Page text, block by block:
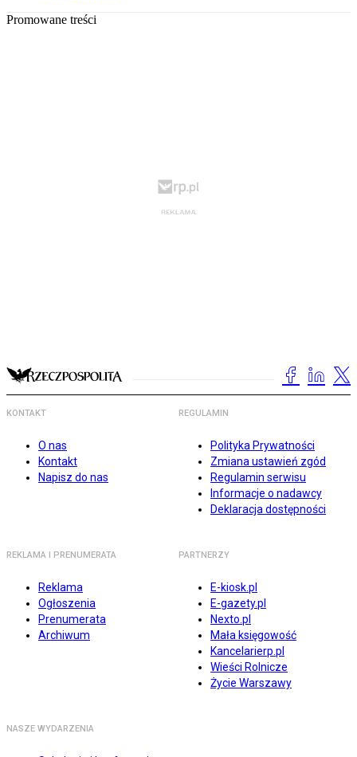
Promowane treści
KONTAKT
O nas
Kontakt
Napisz do nas
REGULAMIN
Polityka Prywatności
Zmiana ustawień zgód
Regulamin serwisu
Informacje o nadawcy
Deklaracja dostępności
REKLAMA I PRENUMERATA
Reklama
Ogłoszenia
Prenumerata
Archiwum
PARTNERZY
E-kiosk.pl
E-gazety.pl
Nexto.pl
Mała księgowość
Kancelarierp.pl
Wieści Rolnicze
Życie Warszawy
NASZE WYDARZENIA